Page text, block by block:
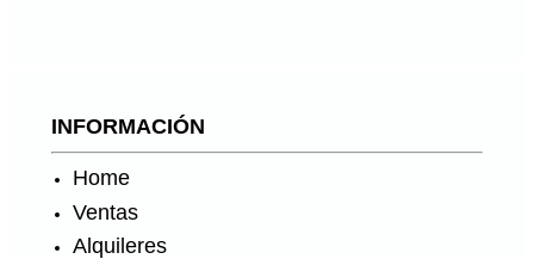
INFORMACIÓN
Home
Ventas
Alquileres